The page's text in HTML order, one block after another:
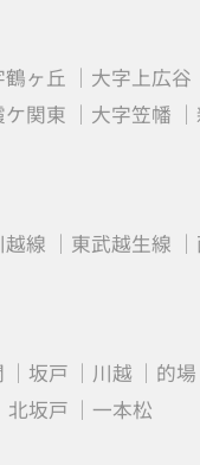
鶴ヶ丘 大字上広谷
ケ関東 大字笠幡
越線 東武越生線
坂戸 川越 的場
北坂戸 一本松